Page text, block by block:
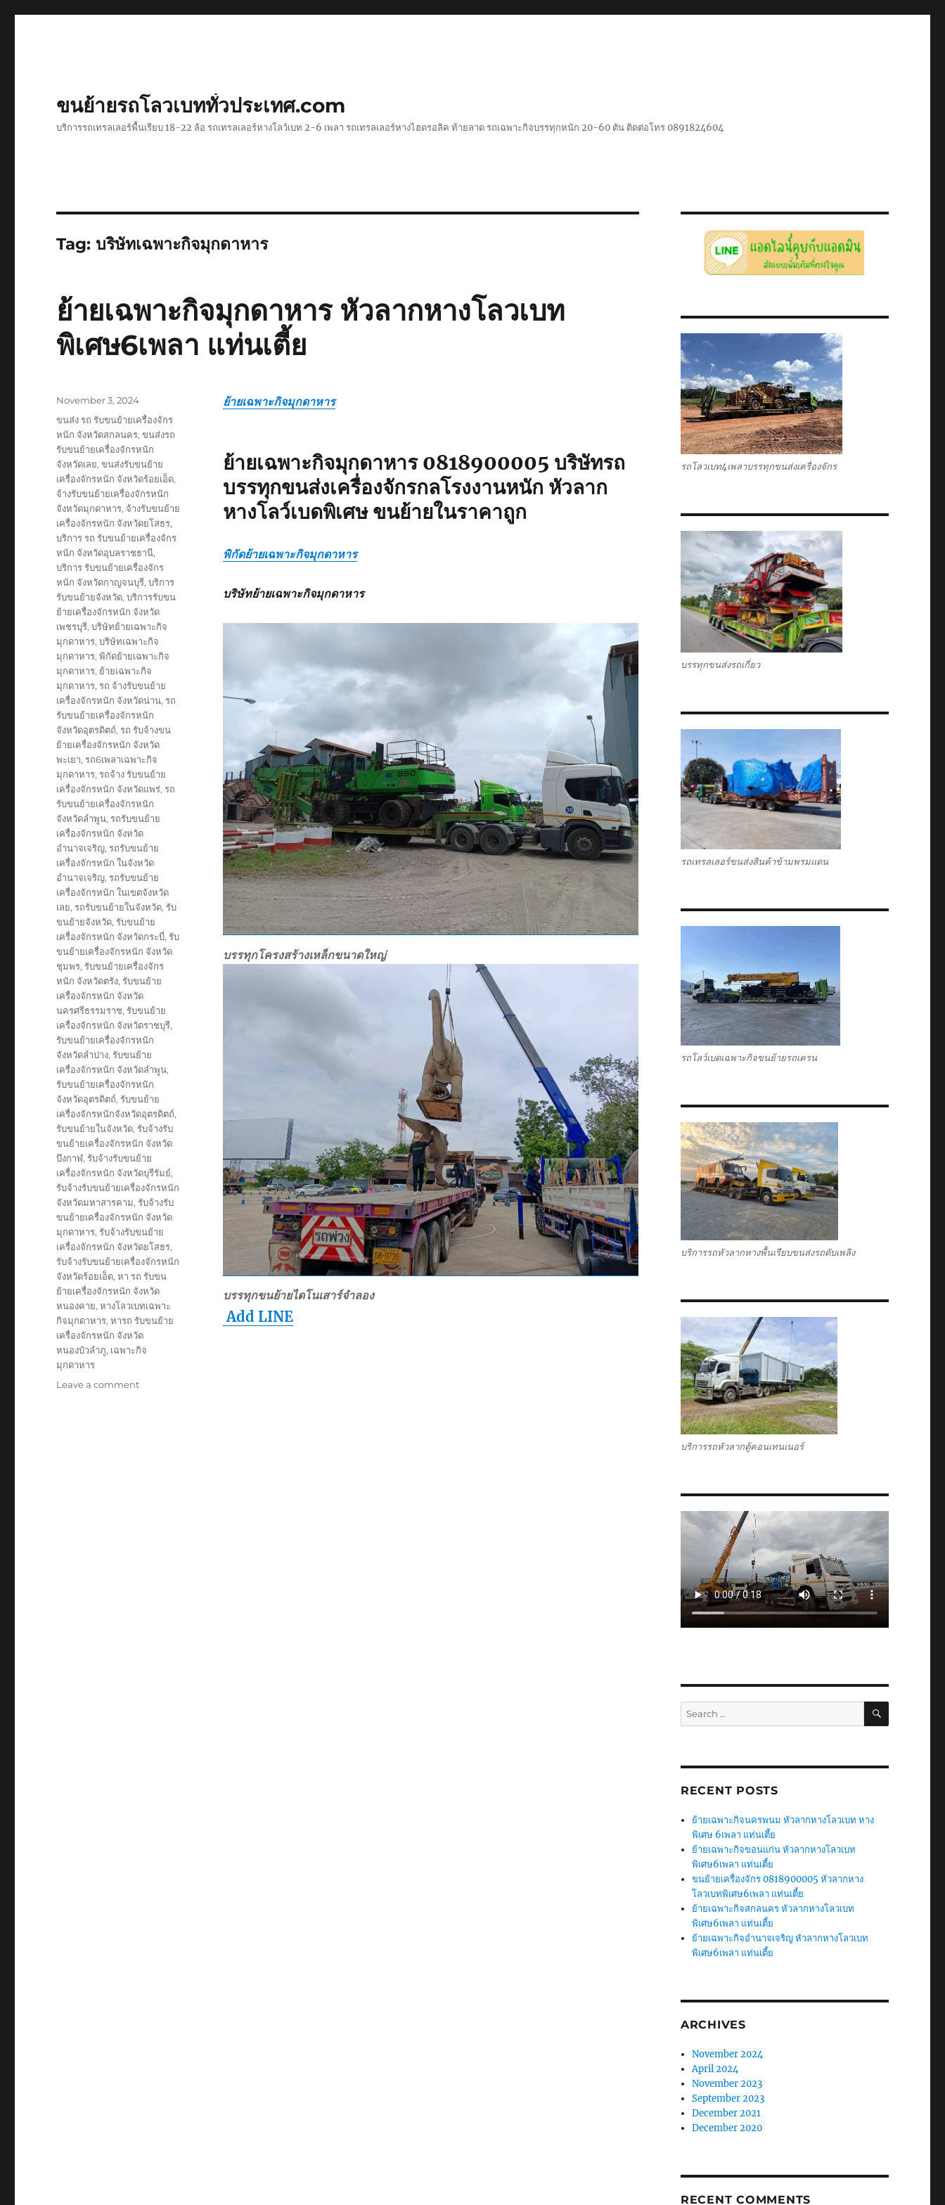
ขนย้ายรถโลวเบททั่วประเทศ.com
บริการรถเทรลเลอร์พื้นเรียบ 18-22 ล้อ รถเทรลเลอร์หางโลว์เบท 2-6 เพลา รถเทรลเลอร์หางไฮดรอลิค ท้ายลาด รถเฉพาะกิจบรรทุกหนัก 20-60 ตัน ติดต่อโทร 0891824604
Tag:บริษัทเฉพาะกิจมุกดาหาร
ย้ายเฉพาะกิจมุกดาหาร หัวลากหางโลวเบท
พิเศษ6เพลา แท่นเตี้ย
ย้ายเฉพาะกิจมุกดาหาร
ย้ายเฉพาะกิจมุกดาหาร 0818900005 บริษัทรถ
บรรทุกขนส่งเครื่องจักรกลโรงงานหนัก หัวลาก
หางโลว์เบดพิเศษ ขนย้ายในราคาถูก
พิกัดย้ายเฉพาะกิจมุกดาหาร
บริษัทย้ายเฉพาะกิจมุกดาหาร
บรรทุกโครงสร้างเหล็กขนาดใหญ่
บรรทุกขนย้ายไดโนเสาร์จำลอง
Add LINE
Posted
November 3, 2024
Tags
ขนส่ง รถ รับขนย้ายเครื่องจักร
หนัก จังหวัดสกลนคร,ขนส่งรถ
รับขนย้ายเครื่องจักรหนัก
จังหวัดเลย,ขนส่งรับขนย้าย
เครื่องจักรหนัก จังหวัดร้อยเอ็ด,
จ้างรับขนย้ายเครื่องจักรหนัก
จังหวัดมุกดาหาร, จ้างรับขนย้าย
เครื่องจักรหนัก จังหวัดยโสธร,
บริการ รถ รับขนย้ายเครื่องจักร
หนัก จังหวัดอุบลราชธานี,
บริการ รับขนย้ายเครื่องจักร
หนัก จังหวัดกาญจนบุรี,บริการ
รับขนย้ายจังหวัด,บริการรับขน
ย้ายเครื่องจักรหนัก จังหวัด
เพชรบุรี,บริษัทย้ายเฉพาะกิจ
มุกดาหาร,บริษัทเฉพาะกิจ
มุกดาหาร,พิกัดย้ายเฉพาะกิจ
มุกดาหาร, ย้ายเฉพาะกิจ
มุกดาหาร,รถ จ้างรับขนย้าย
เครื่องจักรหนัก จังหวัดน่าน,รถ
รับขนย้ายเครื่องจักรหนัก
จังหวัดอุตรดิตถ์,รถ รับจ้างขน
ย้ายเครื่องจักรหนัก จังหวัด
พะเยา,รถ6เพลาเฉพาะกิจ
มุกดาหาร,รถจ้าง รับขนย้าย
เครื่องจักรหนัก จังหวัดแพร่,รถ
รับขนย้ายเครื่องจักรหนัก
จังหวัดลำพูน,รถรับขนย้าย
เครื่องจักรหนัก จังหวัด
อำนาจเจริญ,รถรับขนย้าย
เครื่องจักรหนัก ในจังหวัด
อำนาจเจริญ,รถรับขนย้าย
เครื่องจักรหนัก ในเขตจังหวัด
เลย,รถรับขนย้ายในจังหวัด,รับ
ขนย้ายจังหวัด,รับขนย้าย
เครื่องจักรหนัก จังหวัดกระบี่,รับ
ขนย้ายเครื่องจักรหนัก จังหวัด
ชุมพร,รับขนย้ายเครื่องจักร
หนัก จังหวัดตรัง,รับขนย้าย
เครื่องจักรหนัก จังหวัด
นครศรีธรรมราช,รับขนย้าย
เครื่องจักรหนัก จังหวัดราชบุรี,
รับขนย้ายเครื่องจักรหนัก
จังหวัดลำปาง,รับขนย้าย
เครื่องจักรหนัก จังหวัดลำพูน,
รับขนย้ายเครื่องจักรหนัก
จังหวัดอุตรดิตถ์,รับขนย้าย
เครื่องจักรหนักจังหวัดอุตรดิตถ์,
รับขนย้ายในจังหวัด,รับจ้างรับ
ขนย้ายเครื่องจักรหนัก จังหวัด
บึงกาฬ,รับจ้างรับขนย้าย
เครื่องจักรหนัก จังหวัดบุรีรัมย์,
รับจ้างรับขนย้ายเครื่องจักรหนัก
จังหวัดมหาสารคาม,รับจ้างรับ
ขนย้ายเครื่องจักรหนัก จังหวัด
มุกดาหาร,รับจ้างรับขนย้าย
เครื่องจักรหนัก จังหวัดยโสธร,
รับจ้างรับขนย้ายเครื่องจักรหนัก
จังหวัดร้อยเอ็ด,หา รถ รับขน
ย้ายเครื่องจักรหนัก จังหวัด
หนองคาย,หางโลวเบทเฉพาะ
กิจมุกดาหาร,หารถ รับขนย้าย
เครื่องจักรหนัก จังหวัด
หนองบัวลำภู, เฉพาะกิจ
มุกดาหาร
Leave a commenton
รถโลวเบท4เพลาบรรทุกขนส่งเครื่องจักร
บรรทุกขนส่งรถเกี่ยว
รถเทรลเลอร์ขนส่งสินค้าข้ามพรมแดน
รถโลว์เบดเฉพาะกิจขนย้ายรถเครน
บริการรถหัวลากหางพื้นเรียบขนส่งรถดับเพลิง
บริการรถหัวลากตู้คอนเทนเนอร์
Search
for:
SEARCH
RECENT POSTS
ย้ายเฉพาะกิจนครพนม หัวลากหางโลวเบท หาง
พิเศษ 6เพลา แท่นเตี้ย
ย้ายเฉพาะกิจขอนแก่น หัวลากหางโลวเบท
พิเศษ6เพลา แท่นเตี้ย
ขนย้ายเครื่องจักร 0818900005 หัวลากหาง
โลวเบทพิเศษ6เพลา แท่นเตี้ย
ย้ายเฉพาะกิจสกลนคร หัวลากหางโลวเบท
พิเศษ6เพลา แท่นเตี้ย
ย้ายเฉพาะกิจอำนาจเจริญ หัวลากหางโลวเบท
พิเศษ6เพลา แท่นเตี้ย
ARCHIVES
November 2024
April 2024
November 2023
September 2023
December 2021
December 2020
RECENT COMMENTS